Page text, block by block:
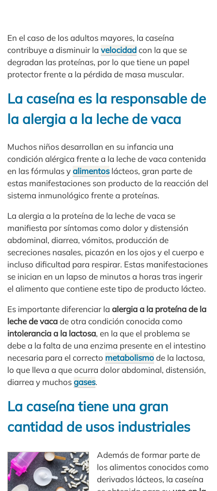
En el caso de los adultos mayores, la caseína
contribuye a disminuir la velocidadcon la que se
degradan las proteínas, por lo que tiene un papel
protector frente a la pérdida de masa muscular.
La caseína es la responsable de
la alergia a la leche de vaca
Muchos niños desarrollan en su infancia una
condición alérgica frente a la leche de vaca contenida
en las fórmulas yalimentoslácteos, gran parte de
estas manifestaciones son producto de la reacción del
sistema inmunológico frente a proteínas.
La alergia a la proteína de la leche de vaca se
manifiesta por síntomas como dolor y distensión
abdominal, diarrea, vómitos, producción de
secreciones nasales, picazón en los ojos y el cuerpo e
incluso dificultad para respirar. Estas manifestaciones
se inician en un lapso de minutos a horas tras ingerir
el alimento que contiene este tipo de producto lácteo.
Es importante diferenciar la alergia a la proteína de la
leche de vacade otra condición conocida como
intolerancia a la lactosa, en la que el problema se
debe a la falta de una enzima presente en el intestino
necesaria para el correcto metabolismode la lactosa,
lo que lleva a que ocurra dolor abdominal, distensión,
diarrea y muchosgases.
La caseína tiene una gran
cantidad de usos industriales
Además de formar parte de
los alimentos conocidos como
derivados lácteos, la caseína